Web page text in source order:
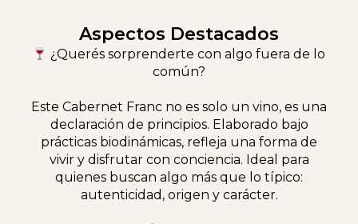
Aspectos Destacados
¿Querés sorprenderte con algo fuera de lo
común?
Este Cabernet Franc no es solo un vino, es una
declaración de principios. Elaborado bajo
prácticas biodinámicas, refleja una forma de
vivir y disfrutar con conciencia. Ideal para
quienes buscan algo más que lo típico:
autenticidad, origen y carácter.